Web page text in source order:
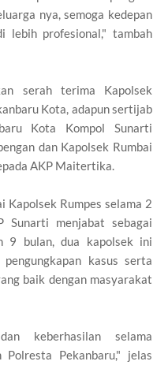
nya, semoga kedepan
lebih profesional," tambah
serah terima Kapolsek
Kota, adapun sertijab
Kota Kompol Sunarti
dan Kapolsek Rumbai
AKP Maitertika.
Kapolsek Rumpes selama 2
Sunarti menjabat sebagai
9 bulan, dua kapolsek ini
kasus serta
baik dengan masyarakat
keberhasilan selama
Pekanbaru," jelas